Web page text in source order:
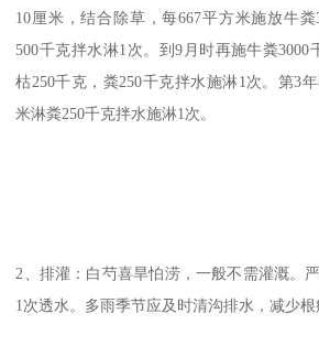
10厘米，结合除草，每667平方米施放牛
500千克拌水淋1次。到9月时再施牛粪3000
枯250千克，粪250千克拌水施淋1次。第3
米淋粪250千克拌水施淋1次。
2、排灌：白芍喜旱怕涝，一般不需灌溉。
1次透水。多雨季节应及时清沟排水，减少根